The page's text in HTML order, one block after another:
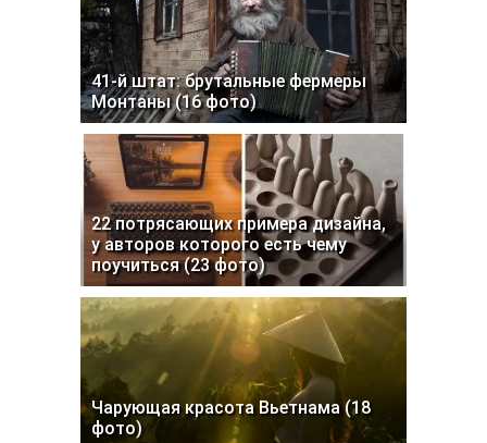
41-й штат: брутальные фермеры
Монтаны (16 фото)
22 потрясающих примера дизайна,
у авторов которого есть чему
поучиться (23 фото)
Чарующая красота Вьетнама (18
фото)